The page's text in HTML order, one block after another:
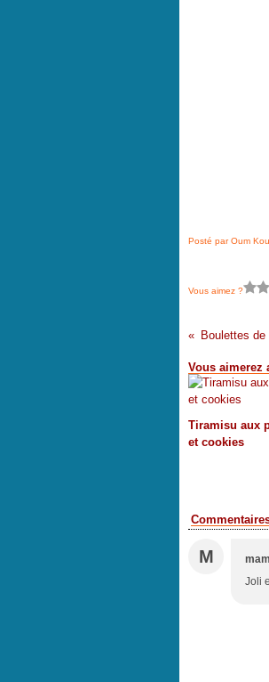
Posté par Oum
Vous aimez ?
Boulettes
Vous aimerez
Tiramisu aux
et cookies
M
Joli